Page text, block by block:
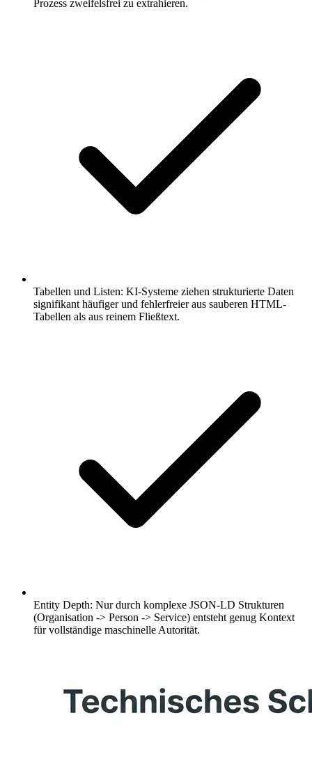
Prozess zweifelsfrei zu extrahieren.
Tabellen und Listen: KI-Systeme ziehen strukturierte Daten
signifikant häufiger und fehlerfreier aus sauberen HTML-
Tabellen als aus reinem Fließtext.
Entity Depth: Nur durch komplexe JSON-LD Strukturen
(Organisation -> Person -> Service) entsteht genug Kontext
für vollständige maschinelle Autorität.